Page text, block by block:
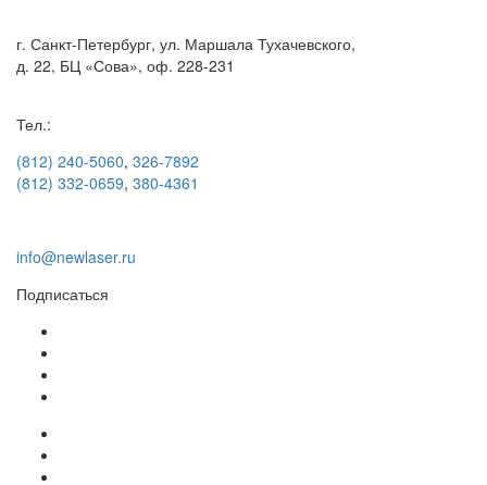
г. Санкт-Петербург, ул. Маршала Тухачевского,
д. 22, БЦ «Сова», оф. 228-231
Тел.:
(812) 240-5060, 326-7892
(812) 332-0659, 380-4361
info@newlaser.ru
Подписаться